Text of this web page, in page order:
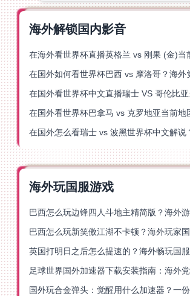
海外解锁国内影音
海外玩国服游戏
英国打明日之后怎么提速的？海外畅玩国